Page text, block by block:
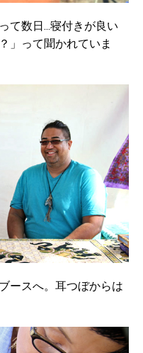
て数日...寝付きが良い
」って聞かれていま
ースへ。耳つぼからは